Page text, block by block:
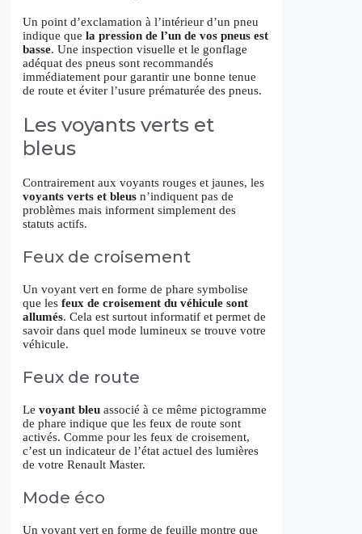
Un point d’exclamation à l’intérieur d’un pneu
indique que la pression de l’un de vos pneus est
basse. Une inspection visuelle et le gonflage
adéquat des pneus sont recommandés
immédiatement pour garantir une bonne tenue
de route et éviter l’usure prématurée des pneus.
Les voyants verts et
bleus
Contrairement aux voyants rouges et jaunes, les
voyants verts et bleus n’indiquent pas de
problèmes mais informent simplement des
statuts actifs.
Feux de croisement
Un voyant vert en forme de phare symbolise
que les feux de croisement du véhicule sont
allumés. Cela est surtout informatif et permet de
savoir dans quel mode lumineux se trouve votre
véhicule.
Feux de route
Le voyant bleu associé à ce même pictogramme
de phare indique que les feux de route sont
activés. Comme pour les feux de croisement,
c’est un indicateur de l’état actuel des lumières
de votre Renault Master.
Mode éco
Un voyant vert en forme de feuille montre que